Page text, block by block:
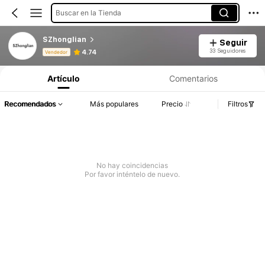
Buscar en la Tienda
SZhonglian
Vendedor 4.74
Seguir
33 Seguidores
Artículo Comentarios
Recomendados Más populares Precio Filtros
No hay coincidencias
Por favor inténtelo de nuevo.